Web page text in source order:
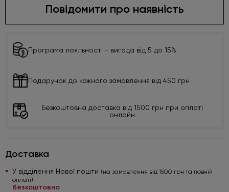
Повідомити про наявність
Програма лояльності - вигода від 5 до 15%
Подарунок до кожного замовлення від 450 грн
Безкоштовна доставка від 1500 грн при оплаті
онлайн
Доставка
У відділення Нової пошти (на замовлення від 1500 грн та повній
оплаті)
безкоштовно